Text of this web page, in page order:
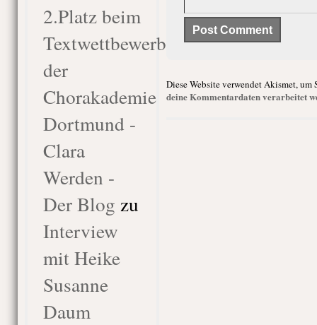
2.Platz beim
Textwettbewerb
der
Chorakademie
Dortmund -
Clara
Werden -
Der Blog zu
Interview
mit Heike
Susanne
Daum
Diese Website verwendet Akismet, um
deine Kommentardaten verarbeitet